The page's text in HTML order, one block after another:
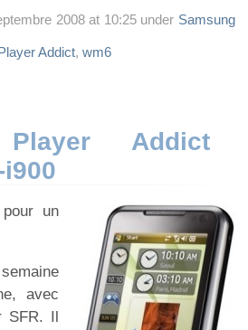
2008 at 10:25 under Samsung
Addict, wm6
Player Addict
un
avec
Il